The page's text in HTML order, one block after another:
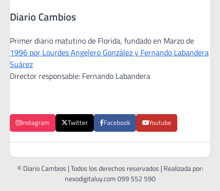
Diario Cambios
Primer diario matutino de Florida, fundado en Marzo de
1996 por Lourdes Angelero González y Fernando Labandera
Suárez
Director responsable: Fernando Labandera
Instagram Twitter Facebook Youtube